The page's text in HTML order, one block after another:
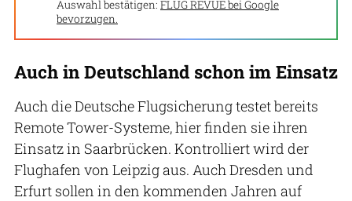
Auswahl bestätigen: FLUG REVUE bei Google
bevorzugen.
Auch in Deutschland schon im Einsatz
Auch die Deutsche Flugsicherung testet bereits
Remote Tower-Systeme, hier finden sie ihren
Einsatz in Saarbrücken. Kontrolliert wird der
Flughafen von Leipzig aus. Auch Dresden und
Erfurt sollen in den kommenden Jahren auf